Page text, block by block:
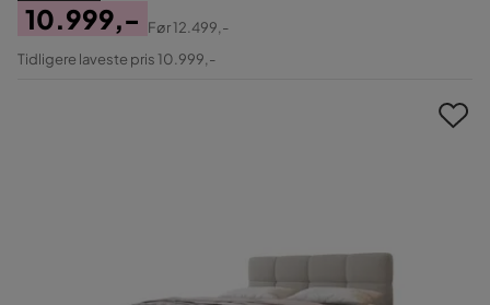
Pris
10.999,-
Original
Før12.499,-
Tidligere laveste pris 10.999,-